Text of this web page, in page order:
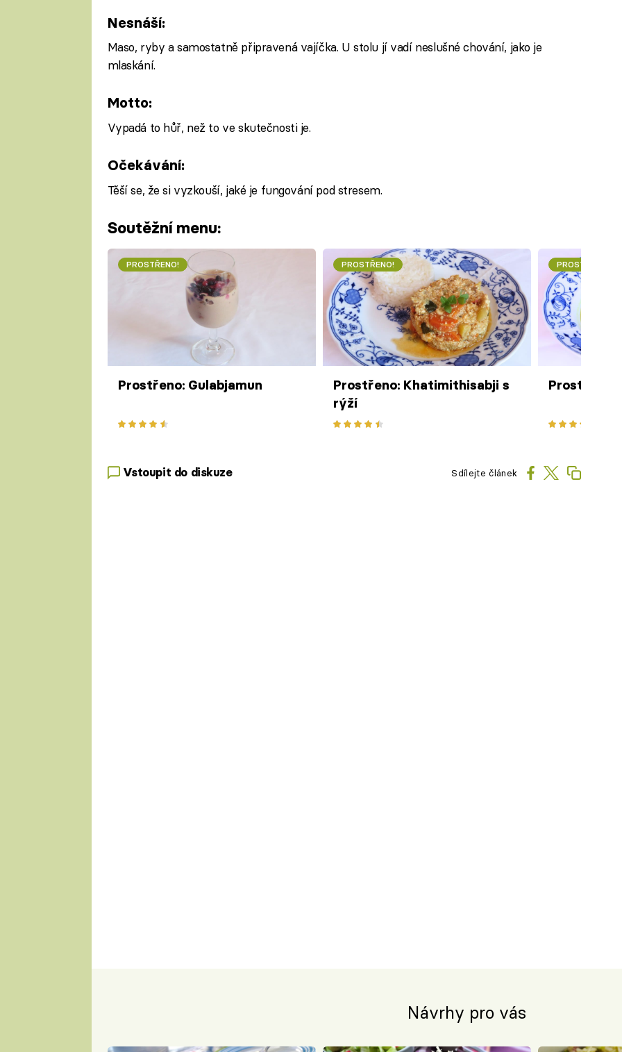
Nesnáší:
Maso, ryby a samostatně připravená vajíčka. U stolu jí vadí neslušné chování, jako je
mlaskání.
Motto:
Vypadá to hůř, než to ve skutečnosti je.
Očekávání:
Těší se, že si vyzkouší, jaké je fungování pod stresem.
Soutěžní menu:
PROSTŘENO!
Prostřeno: Gulabjamun
PROSTŘENO!
Prostřeno: Khatimithisabji s
rýží
PROSTŘENO!
Prostřeno:
Vstoupit do diskuze Sdílejte článek
Návrhy pro vás